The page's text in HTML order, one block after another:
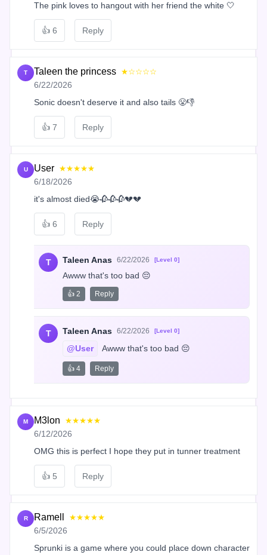
The pink loves to hangout with her friend the white 🤍
👍 6 Reply
T Taleen the princess ★☆☆☆☆
6/22/2026
Sonic doesn't deserve it and also tails 😤👎
👍 7 Reply
U User ★★★★★
6/18/2026
it's almost died😭🥀🥀🥀💔💔
👍 6 Reply
T Taleen Anas 6/22/2026 [Level 0]
Awww that's too bad 😔
👍 2 Reply
T Taleen Anas 6/22/2026 [Level 0]
@User Awww that's too bad 😔
👍 4 Reply
M M3lon ★★★★★
6/12/2026
OMG this is perfect I hope they put in tunner treatment
👍 5 Reply
R Ramell ★★★★★
6/5/2026
Sprunki is a game where you could place down character